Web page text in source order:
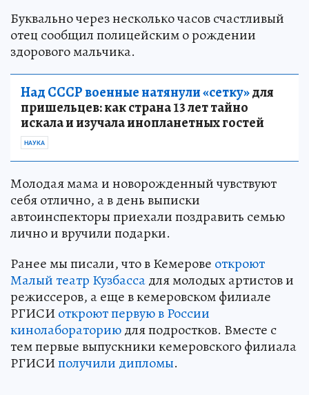
Буквально через несколько часов счастливый
отец сообщил полицейским о рождении
здорового мальчика.
Над СССР военные натянули «сетку»для
пришельцев: как страна 13 лет тайно
искала и изучала инопланетных гостей
НАУКА
Молодая мама и новорожденный чувствуют
себя отлично, а в день выписки
автоинспекторы приехали поздравить семью
лично и вручили подарки.
Ранее мы писали, что в Кемерове откроют
Малый театр Кузбассадля молодых артистов и
режиссеров, а еще в кемеровском филиале
РГИСИоткроют первую в России
кинолабораториюдля подростков. Вместе с
тем первые выпускники кемеровского филиала
РГИСИполучили дипломы.